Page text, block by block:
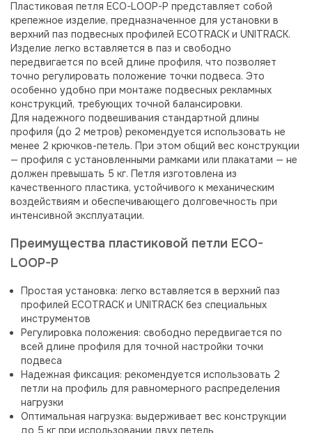
Пластиковая петля ECO-LOOP-P представляет собой
крепежное изделие, предназначенное для установки в
верхний паз подвесных профилей ECOTRACK и UNITRACK.
Изделие легко вставляется в паз и свободно
передвигается по всей длине профиля, что позволяет
точно регулировать положение точки подвеса. Это
особенно удобно при монтаже подвесных рекламных
конструкций, требующих точной балансировки.
Для надежного подвешивания стандартной длины
профиля (до 2 метров) рекомендуется использовать не
менее 2 крючков-петель. При этом общий вес конструкции
— профиля с установленными рамками или плакатами — не
должен превышать 5 кг. Петля изготовлена из
качественного пластика, устойчивого к механическим
воздействиям и обеспечивающего долговечность при
интенсивной эксплуатации.
Преимущества пластиковой петли ECO-
LOOP-P
Простая установка: легко вставляется в верхний паз
профилей ECOTRACK и UNITRACK без специальных
инструментов
Регулировка положения: свободно передвигается по
всей длине профиля для точной настройки точки
подвеса
Надежная фиксация: рекомендуется использовать 2
петли на профиль для равномерного распределения
нагрузки
Оптимальная нагрузка: выдерживает вес конструкции
до 5 кг при использовании двух петель